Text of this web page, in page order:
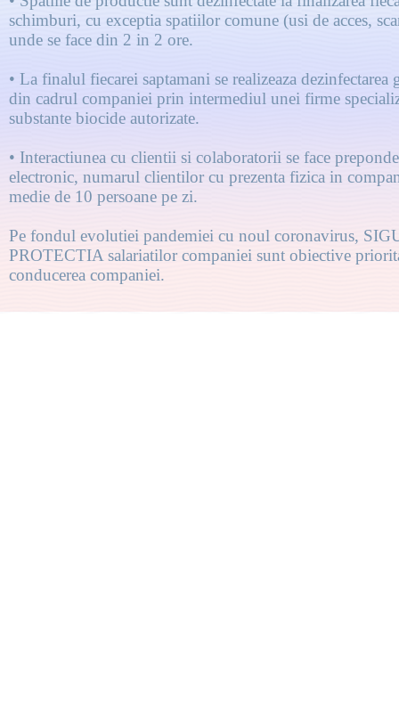
schimburi, cu exceptia spatiilor comune (usi de acces,
unde se face din 2 in 2 ore.
• La finalul fiecarei saptamani se realizeaza dezinfectarea
din cadrul companiei prin intermediul unei firme
substante biocide autorizate.
• Interactiunea cu clientii si colaboratorii se face
electronic, numarul clientilor cu prezenta fizica in
medie de 10 persoane pe zi.
Pe fondul evolutiei pandemiei cu noul coronavirus,
PROTECTIA salariatilor companiei sunt obiective
conducerea companiei.